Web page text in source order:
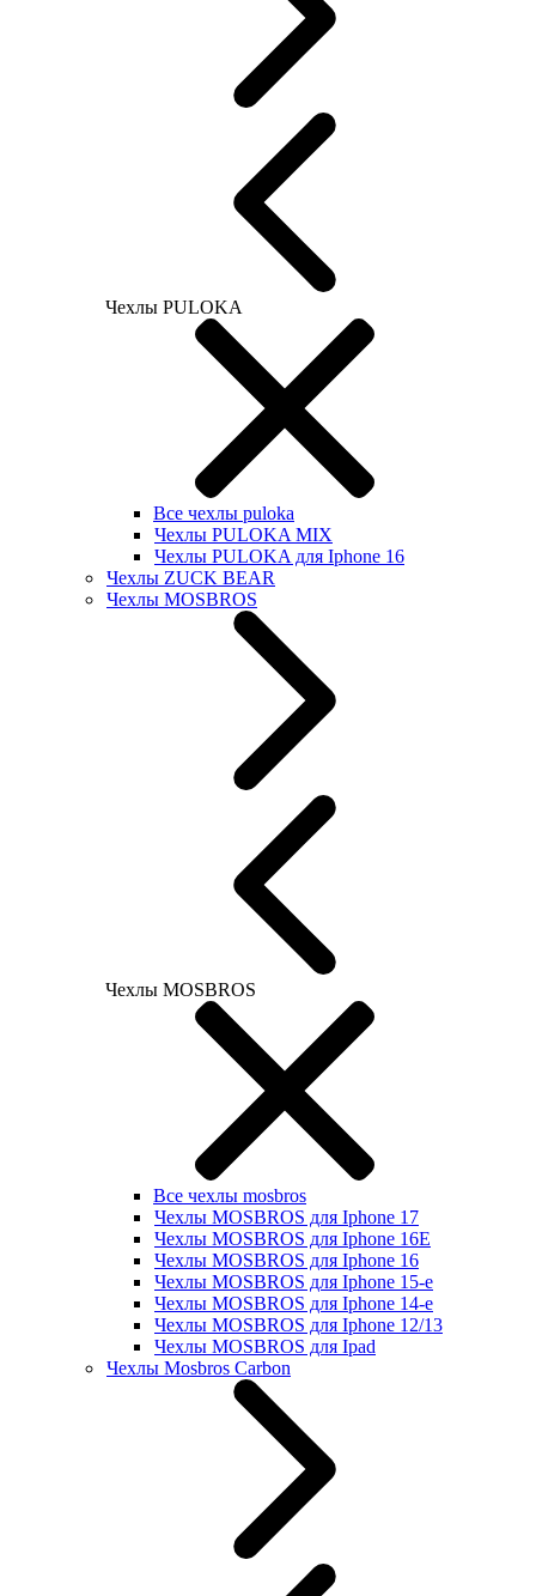
Чехлы PULOKA
Все чехлы puloka
Чехлы PULOKA MIX
Чехлы PULOKA для Iphone 16
Чехлы ZUCK BEAR
Чехлы MOSBROS
Чехлы MOSBROS
Все чехлы mosbros
Чехлы MOSBROS для Iphone 17
Чехлы MOSBROS для Iphone 16E
Чехлы MOSBROS для Iphone 16
Чехлы MOSBROS для Iphone 15-е
Чехлы MOSBROS для Iphone 14-е
Чехлы MOSBROS для Iphone 12/13
Чехлы MOSBROS для Ipad
Чехлы Mosbros Carbon